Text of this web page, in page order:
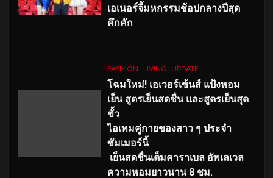
เอเนอร์จี้มหกรรมช้อปกลางปีสุด
คึกคัก
FASHION LIVING UPDATE
โฉมใหม่! เอเวอร์เซ้นส์ แป้งหอม
เย็น สูตรเย็นสดชื่น และสูตรเย็นสุด
ขั้ว
ไอเทมคู่กายของสาว ๆ ประจำ
ซัมเมอร์นี้
เย็นสดชื่นเต็มคาราเบล อัพเลเวล
ความหอมยาวนาน 8 ชม.